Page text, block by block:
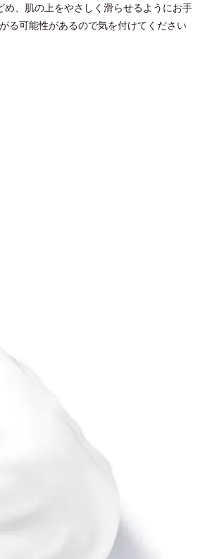
、肌の上をやさしく滑らせるようにお手
る可能性があるので気を付けてください